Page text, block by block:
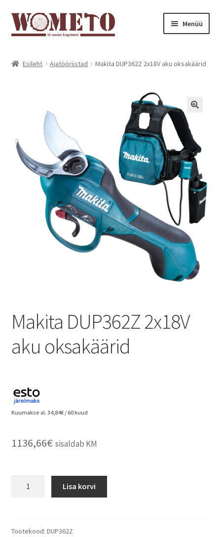
Menüü
Järelmaks
Esileht Aiatööriistad Makita DUP362Z 2x18V aku oksakäärid
Makita DUP362Z 2x18V
aku oksakäärid
Kuumakse al. 34,84€/ 60 kuud
1136,66€ sisaldab KM
Lisa korvi
Tootekood: DUP362Z